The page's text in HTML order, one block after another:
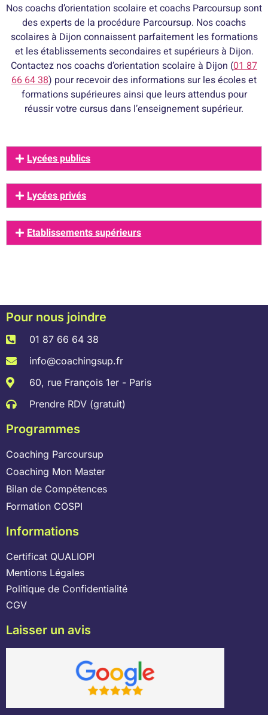
Nos coachs d’orientation scolaire et coachs Parcoursup sont
des experts de la procédure Parcoursup. Nos coachs
scolaires à Dijon connaissent parfaitement les formations
et les établissements secondaires et supérieurs à Dijon.
Contactez nos coachs d’orientation scolaire à Dijon (01 87
66 64 38) pour recevoir des informations sur les écoles et
formations supérieures ainsi que leurs attendus pour
réussir votre cursus dans l’enseignement supérieur.
Lycées publics
Lycées privés
Etablissements supérieurs
Pour nous joindre
01 87 66 64 38
info@coachingsup.fr
60, rue François 1er - Paris
Prendre RDV (gratuit)
Programmes
Coaching Parcoursup
Coaching Mon Master
Bilan de Compétences
Formation COSPI
Informations
Certificat QUALIOPI
Mentions Légales
Politique de Confidentialité
CGV
Laisser un avis